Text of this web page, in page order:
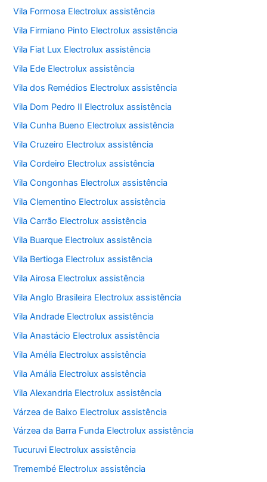
Vila Formosa Electrolux assistência
Vila Firmiano Pinto Electrolux assistência
Vila Fiat Lux Electrolux assistência
Vila Ede Electrolux assistência
Vila dos Remédios Electrolux assistência
Vila Dom Pedro II Electrolux assistência
Vila Cunha Bueno Electrolux assistência
Vila Cruzeiro Electrolux assistência
Vila Cordeiro Electrolux assistência
Vila Congonhas Electrolux assistência
Vila Clementino Electrolux assistência
Vila Carrão Electrolux assistência
Vila Buarque Electrolux assistência
Vila Bertioga Electrolux assistência
Vila Airosa Electrolux assistência
Vila Anglo Brasileira Electrolux assistência
Vila Andrade Electrolux assistência
Vila Anastácio Electrolux assistência
Vila Amélia Electrolux assistência
Vila Amália Electrolux assistência
Vila Alexandria Electrolux assistência
Várzea de Baixo Electrolux assistência
Várzea da Barra Funda Electrolux assistência
Tucuruvi Electrolux assistência
Tremembé Electrolux assistência